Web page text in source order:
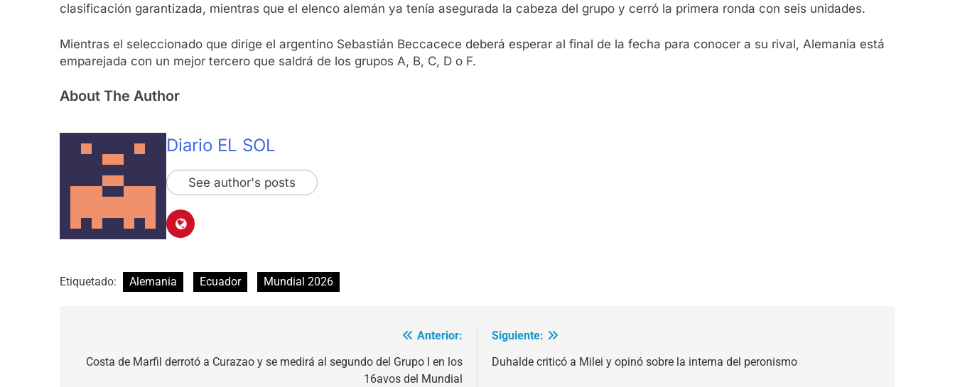
clasificación garantizada, mientras que el elenco alemán ya tenía asegurada la cabeza del grupo y cerró la primera ronda con seis unidades.
Mientras el seleccionado que dirige el argentino Sebastián Beccacece deberá esperar al final de la fecha para conocer a su rival, Alemania está
emparejada con un mejor tercero que saldrá de los grupos A, B, C, D o F.
About The Author
Diario EL SOL
See author's posts
Etiquetado: Alemania Ecuador Mundial 2026
de
Anterior:
Costa de Marfil derrotó a Curazao y se medirá al segundo del Grupo I en los
16avos del Mundial
Siguiente:
Duhalde criticó a Milei y opinó sobre la interna del peronismo